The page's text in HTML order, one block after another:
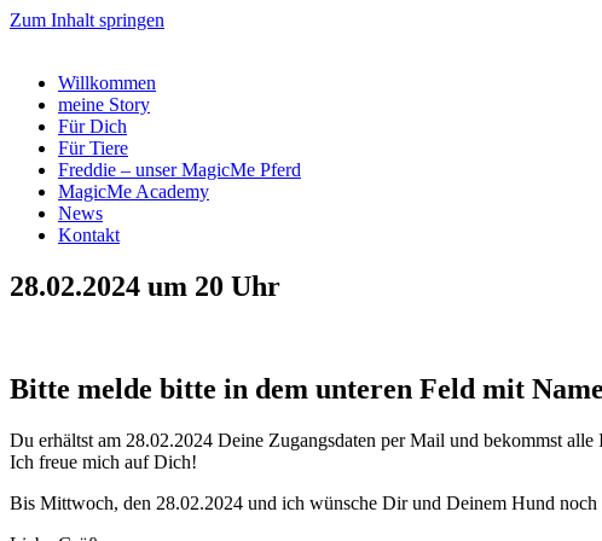
Zum Inhalt springen
Willkommen
meine Story
Für Dich
Für Tiere
Freddie – unser MagicMe Pferd
MagicMe Academy
News
Kontakt
28.02.2024 um 20 Uhr
Bitte melde bitte in dem unteren Feld mit
Du erhältst am 28.02.2024 Deine Zugangsdaten per Mail und bekommst
Ich freue mich auf Dich!
Bis Mittwoch, den 28.02.2024 und ich wünsche Dir und Deinem Hund noch